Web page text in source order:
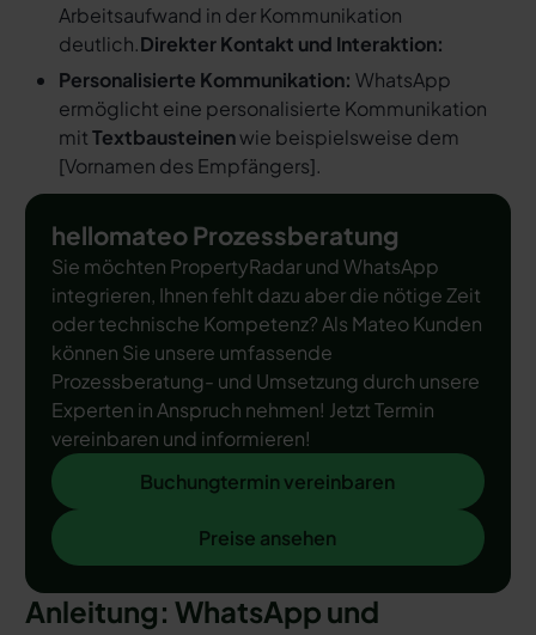
Arbeitsaufwand in der Kommunikation
deutlich.Direkter Kontakt und Interaktion:
Personalisierte Kommunikation: WhatsApp
ermöglicht eine personalisierte Kommunikation
mitTextbausteinenwie beispielsweise dem
[Vornamen des Empfängers].
hellomateo Prozessberatung
Sie möchten PropertyRadar und WhatsApp
integrieren, Ihnen fehlt dazu aber die nötige Zeit
oder technische Kompetenz? Als Mateo Kunden
können Sie unsere umfassende
Prozessberatung- und Umsetzung durch unsere
Experten in Anspruch nehmen! Jetzt Termin
vereinbaren und informieren!
Buchungtermin vereinbaren
Buchungtermin vereinbaren
Preise ansehen
Preise ansehen
Anleitung: WhatsApp und